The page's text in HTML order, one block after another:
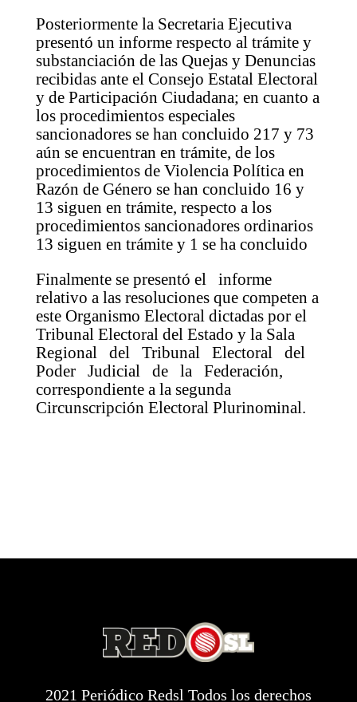
Posteriormente la Secretaria Ejecutiva
presentó un informe respecto al trámite y
substanciación de las Quejas y Denuncias
recibidas ante el Consejo Estatal Electoral
y de Participación Ciudadana; en cuanto a
los procedimientos especiales
sancionadores se han concluido 217 y 73
aún se encuentran en trámite, de los
procedimientos de Violencia Política en
Razón de Género se han concluido 16 y
13 siguen en trámite, respecto a los
procedimientos sancionadores ordinarios
13 siguen en trámite y 1 se ha concluido
Finalmente se presentó el informe
relativo a las resoluciones que competen a
este Organismo Electoral dictadas por el
Tribunal Electoral del Estado y la Sala
Regional del Tribunal Electoral del
Poder Judicial de la Federación,
correspondiente a la segunda
Circunscripción Electoral Plurinominal.
2021 Periódico Redsl Todos los derechos